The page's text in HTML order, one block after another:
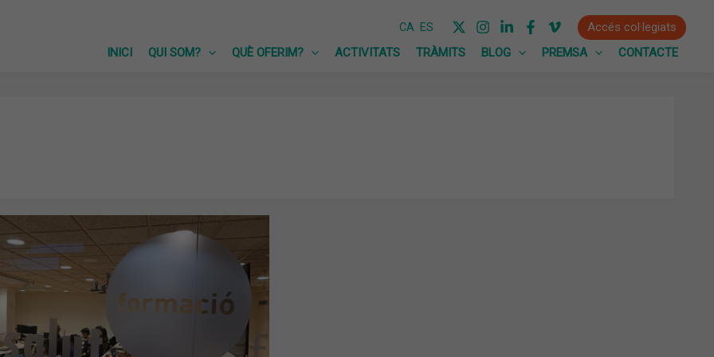
CA ES
Accés col·legiats
INICI
QUI SOM? QUÈ OFERIM? ACTIVITATS TRÀMITS BLOG PREMSA CONTACTE